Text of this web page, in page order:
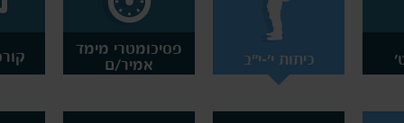
כיתות י'-י"ב
פסיכומטרי מימד
אמיר/ם